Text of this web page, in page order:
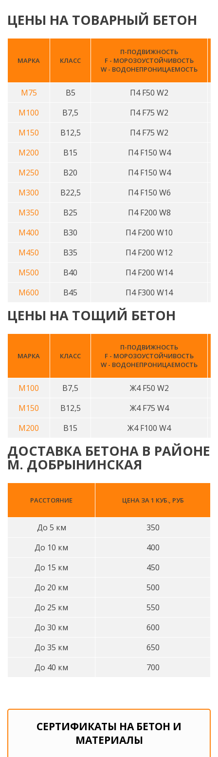
ЦЕНЫ НА ТОВАРНЫЙ БЕТОН
МАРКА КЛАСС
П-ПОДВИЖНОСТЬ
F - МОРОЗОУСТОЙЧИВОСТЬ
W - ВОДОНЕПРОНИЦАЕМОСТЬ
М75 В5 П4 F50 W2
М100
В7,5
П4 F75 W2
М150
В12,5
П4 F75 W2
М200
В15
П4 F150 W4
М250
В20
П4 F150 W4
М300
В22,5
П4 F150 W6
М350
В25
П4 F200 W8
М400
В30
П4 F200 W10
М450
В35
П4 F200 W12
М500
В40
П4 F200 W14
М600
В45 П4 F300 W14
ЦЕНЫ НА ТОЩИЙ БЕТОН
МАРКА КЛАСС
П-ПОДВИЖНОСТЬ
F - МОРОЗОУСТОЙЧИВОСТЬ
W - ВОДОНЕПРОНИЦАЕМОСТЬ
М100 B7,5
Ж4 F50 W2
М150
B12,5
Ж4 F75 W4
М200
B15 Ж4 F100 W4
ДОСТАВКА БЕТОНА В РАЙОНЕ
М. ДОБРЫНИНСКАЯ
РАССТОЯНИЕ ЦЕНА ЗА 1 КУБ., РУБ
До 5 км
350
До 10 км
400
До 15 км
450
До 20 км
500
До 25 км
550
До 30 км
600
До 35 км
650
До 40 км
700
СЕРТИФИКАТЫ НА БЕТОН И
МАТЕРИАЛЫ